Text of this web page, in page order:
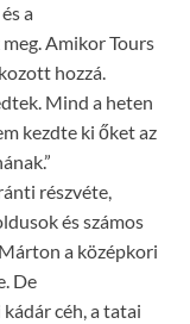
a
Amikor Tours
hozzá.
Mind a heten
kezdte ki őket az
részvéte,
és számos
a középkori
De
céh, a tatai